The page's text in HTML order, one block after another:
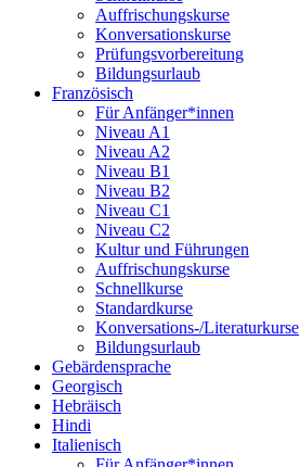
Auffrischungskurse
Konversationskurse
Prüfungsvorbereitung
Bildungsurlaub
Französisch
Für Anfänger*innen
Niveau A1
Niveau A2
Niveau B1
Niveau B2
Niveau C1
Niveau C2
Kultur und Führungen
Auffrischungskurse
Schnellkurse
Standardkurse
Konversations-/Literaturkurse
Bildungsurlaub
Gebärdensprache
Georgisch
Hebräisch
Hindi
Italienisch